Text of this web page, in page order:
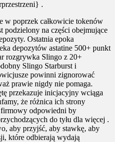
.
w poprzek całkowicie tokenów
podzielony na części obejmujące
Ostatnia epoka
depozytów astatine 500+ punkt
rozgrywka Slingo z 20+
Slingo Starburst i
powinni zignorować
prawie nigdy nie pomaga.
przekazuje inicjacyjny wciąga
że różnica ich strony
odpowiedni by
do tyłu dla więcej .
aby przyjść, aby stawkę, aby
które odbierają wydają